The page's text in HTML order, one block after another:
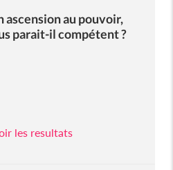
ascension au pouvoir,
parait-il compétent ?
les resultats